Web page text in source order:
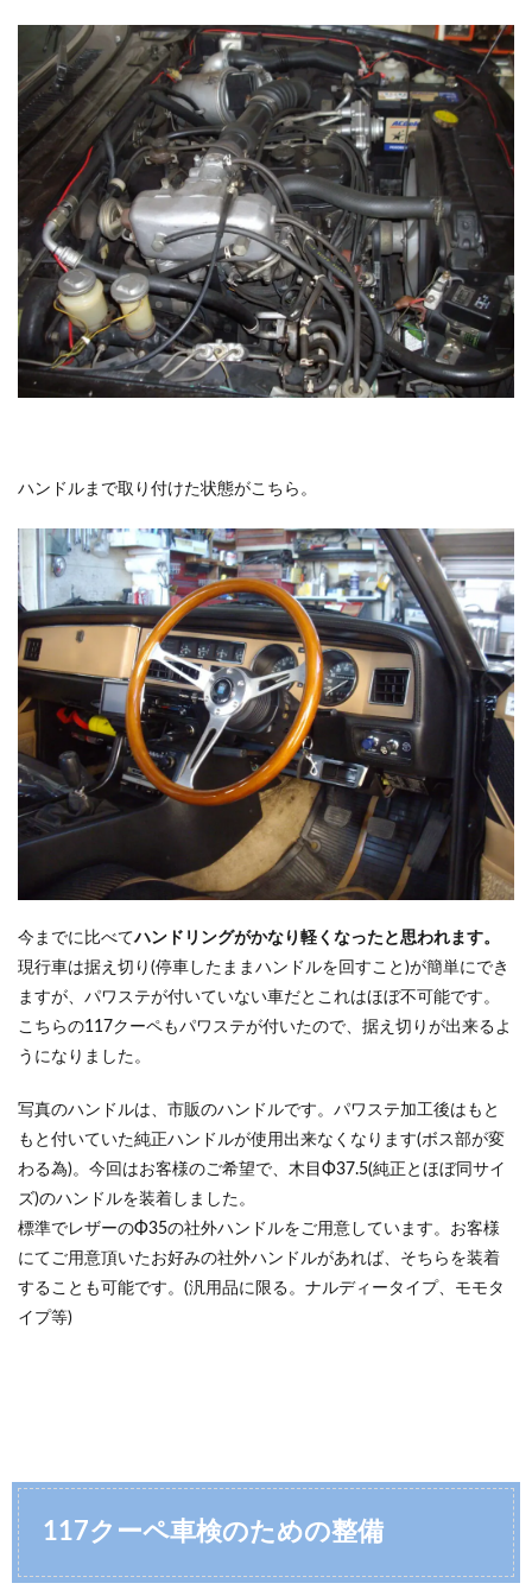
ハンドルまで取り付けた状態がこちら。
今までに比べてハンドリングがかなり軽くなったと思われます。
現行車は据え切り(停車したままハンドルを回すこと)が簡単にでき
ますが、パワステが付いていない車だとこれはほぼ不可能です。
こちらの117クーペもパワステが付いたので、据え切りが出来るよ
うになりました。
写真のハンドルは、市販のハンドルです。パワステ加工後はもと
もと付いていた純正ハンドルが使用出来なくなります(ボス部が変
わる為)。今回はお客様のご希望で、木目Φ37.5(純正とほぼ同サイ
ズ)のハンドルを装着しました。
標準でレザーのΦ35の社外ハンドルをご用意しています。お客様
にてご用意頂いたお好みの社外ハンドルがあれば、そちらを装着
することも可能です。(汎用品に限る。ナルディータイプ、モモタ
イプ等)
117クーペ車検のための整備